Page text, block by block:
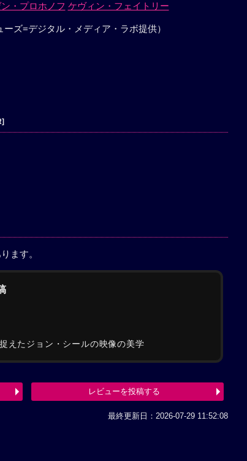
・プロホノフ ケヴィン・フェイトリー
ズ=デジタル・メディア・ラボ提供）
ます。
えたジョン・シールの映像の美学
レビューを投稿する
最終更新日：2026-07-29 11:52:08